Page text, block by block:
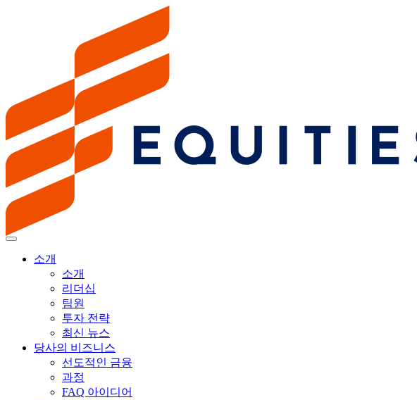
소개
소개
리더십
팀원
투자 전략
최신 뉴스
당사의 비즈니스
선도적인 금융
과정
FAQ 아이디어